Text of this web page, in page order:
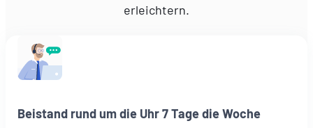
erleichtern.
Beistand rund um die Uhr 7 Tage die Woche